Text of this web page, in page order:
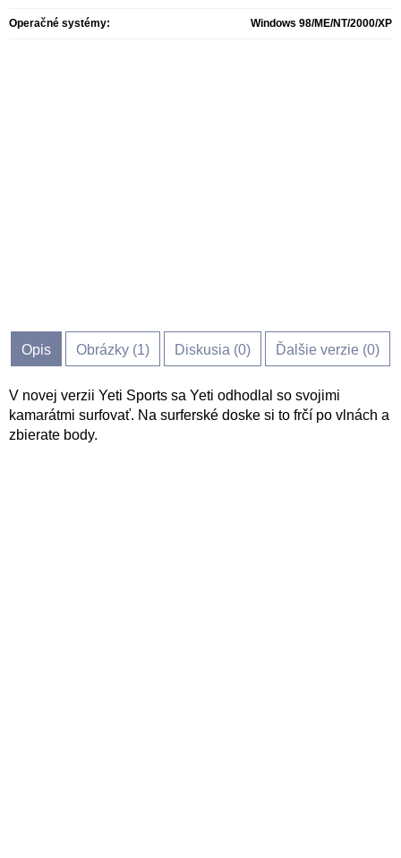
Operačné systémy: Windows 98/ME/NT/2000/XP
Opis Obrázky (1) Diskusia (0) Ďalšie verzie (0)
V novej verzii Yeti Sports sa Yeti odhodlal so svojimi
kamarátmi surfovať. Na surferské doske si to frčí po vlnách a
zbierate body.